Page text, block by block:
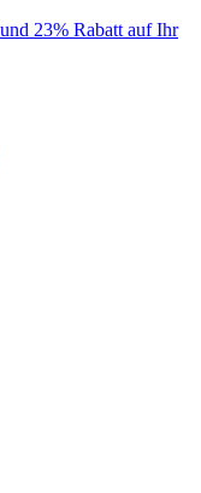
23% Rabatt auf Ihr